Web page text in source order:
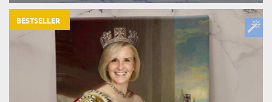
BESTSELLER